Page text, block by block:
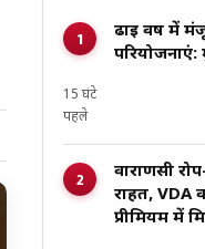
ढाई वर्ष में
परियोजनाएं:
15 घंटे
पहले
वाराणसी
राहत, VDA
प्रीमियम में